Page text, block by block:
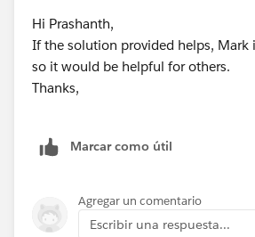
Hi Prashanth,
If the solution provided helps, Mark
so it would be helpful for others.
Thanks,
Marcar como útil
Agregar un comentario
Escribir una respuesta...